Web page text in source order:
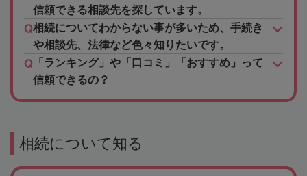
信頼できる相談先を探しています。
相続についてわからない事が多いため、手続き
や相談先、法律など色々知りたいです。
「ランキング」や「口コミ」「おすすめ」って
信頼できるの？
相続について知る